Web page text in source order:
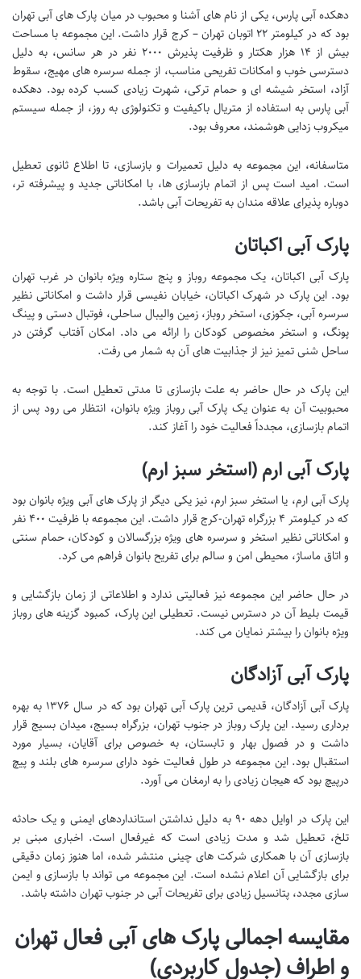
دهکده آبی پارس، یکی از نام های آشنا و محبوب در میان پارک های آبی تهران
بود که در کیلومتر ۲۲ اتوبان تهران – کرج قرار داشت. این مجموعه با مساحت
بیش از ۱۴ هزار هکتار و ظرفیت پذیرش ۲۰۰۰ نفر در هر سانس، به دلیل
دسترسی خوب و امکانات تفریحی مناسب، از جمله سرسره های مهیج، سقوط
آزاد، استخر شیشه ای و حمام ترکی، شهرت زیادی کسب کرده بود. دهکده
آبی پارس به استفاده از متریال باکیفیت و تکنولوژی به روز، از جمله سیستم
میکروب زدایی هوشمند، معروف بود.
متاسفانه، این مجموعه به دلیل تعمیرات و بازسازی، تا اطلاع ثانوی تعطیل
است. امید است پس از اتمام بازسازی ها، با امکاناتی جدید و پیشرفته تر،
دوباره پذیرای علاقه مندان به تفریحات آبی باشد.
پارک آبی اکباتان
پارک آبی اکباتان، یک مجموعه روباز و پنج ستاره ویژه بانوان در غرب تهران
بود. این پارک در شهرک اکباتان، خیابان نفیسی قرار داشت و امکاناتی نظیر
سرسره آبی، جکوزی، استخر روباز، زمین والیبال ساحلی، فوتبال دستی و پینگ
پونگ، و استخر مخصوص کودکان را ارائه می داد. امکان آفتاب گرفتن در
ساحل شنی تمیز نیز از جذابیت های آن به شمار می رفت.
این پارک در حال حاضر به علت بازسازی تا مدتی تعطیل است. با توجه به
محبوبیت آن به عنوان یک پارک آبی روباز ویژه بانوان، انتظار می رود پس از
اتمام بازسازی، مجدداً فعالیت خود را آغاز کند.
پارک آبی ارم (استخر سبز ارم)
پارک آبی ارم، یا استخر سبز ارم، نیز یکی دیگر از پارک های آبی ویژه بانوان بود
که در کیلومتر ۴ بزرگراه تهران-کرج قرار داشت. این مجموعه با ظرفیت ۴۰۰ نفر
و امکاناتی نظیر استخر و سرسره های ویژه بزرگسالان و کودکان، حمام سنتی
و اتاق ماساژ، محیطی امن و سالم برای تفریح بانوان فراهم می کرد.
در حال حاضر این مجموعه نیز فعالیتی ندارد و اطلاعاتی از زمان بازگشایی و
قیمت بلیط آن در دسترس نیست. تعطیلی این پارک، کمبود گزینه های روباز
ویژه بانوان را بیشتر نمایان می کند.
پارک آبی آزادگان
پارک آبی آزادگان، قدیمی ترین پارک آبی تهران بود که در سال ۱۳۷۶ به بهره
برداری رسید. این پارک روباز در جنوب تهران، بزرگراه بسیج، میدان بسیج قرار
داشت و در فصول بهار و تابستان، به خصوص برای آقایان، بسیار مورد
استقبال بود. این مجموعه در طول فعالیت خود دارای سرسره های بلند و پیچ
درپیچ بود که هیجان زیادی را به ارمغان می آورد.
این پارک در اوایل دهه ۹۰ به دلیل نداشتن استانداردهای ایمنی و یک حادثه
تلخ، تعطیل شد و مدت زیادی است که غیرفعال است. اخباری مبنی بر
بازسازی آن با همکاری شرکت های چینی منتشر شده، اما هنوز زمان دقیقی
برای بازگشایی آن اعلام نشده است. این مجموعه می تواند با بازسازی و ایمن
سازی مجدد، پتانسیل زیادی برای تفریحات آبی در جنوب تهران داشته باشد.
مقایسه اجمالی پارک های آبی فعال تهران
و اطراف (جدول کاربردی)